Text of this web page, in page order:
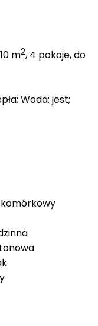
m2, 4 pokoje, do
Woda: jest;